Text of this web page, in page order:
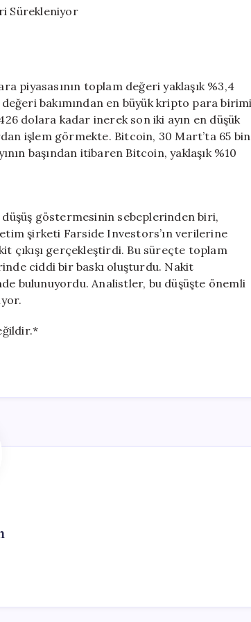
piyasasının toplam değeri yaklaşık %3,4
bakımından en büyük kripto para
dolara kadar inerek son iki ayın en düşük
işlem görmekte. Bitcoin, 30 Mart’ta 65 bin
başından itibaren Bitcoin, yaklaşık %10
göstermesinin sebeplerinden biri,
şirketi Farside Investors’ın verilerine
çıkışı gerçekleştirdi. Bu süreçte toplam
ciddi bir baskı oluşturdu. Nakit
bulunuyordu. Analistler, bu düşüşte önemli